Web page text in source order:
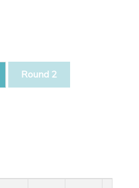
Round 2